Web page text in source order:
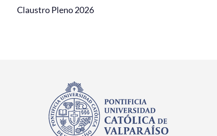
Claustro Pleno 2026